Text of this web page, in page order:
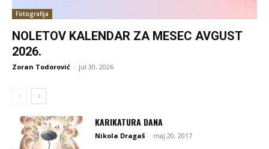
Fotografija
NOLETOV KALENDAR ZA MESEC AVGUST
2026.
Zoran Todorović - jul 30, 2026
KARIKATURA DANA
Nikola Dragaš - maj 20, 2017